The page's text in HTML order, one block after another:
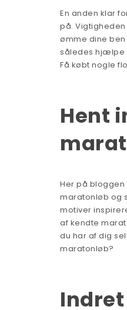
En anden klar
på.
ømme dine
således hjælpe
Få købt nogle
Hent
Her på
maratonløb og
motiver
af kendte
du har af dig
maratonløb?